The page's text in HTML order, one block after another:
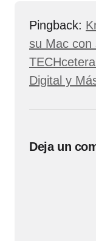
Pingback:
su Mac con
Digital y
Deja un